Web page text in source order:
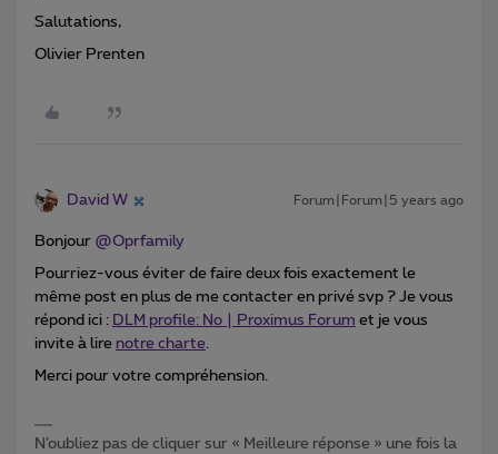
Salutations,
Olivier Prenten
David W Forum|Forum|5 years ago
Bonjour @Oprfamily
Pourriez-vous éviter de faire deux fois exactement le
même post en plus de me contacter en privé svp ? Je vous
répond ici : DLM profile: No | Proximus Forum et je vous
invite à lire notre charte.
Merci pour votre compréhension.
N’oubliez pas de cliquer sur « Meilleure réponse » une fois la